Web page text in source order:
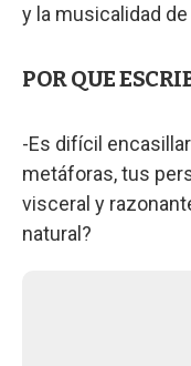
y la musicalidad
POR QUE
-Es difícil
metáforas, tus
visceral y
natural?